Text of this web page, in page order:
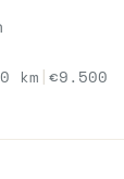
km |€9.500